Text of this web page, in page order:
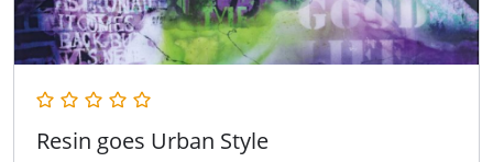
Resin goes Urban Style